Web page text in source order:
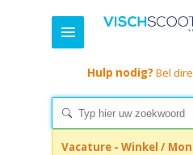
Hulp nodig? Bel
Vacature - Winkel /